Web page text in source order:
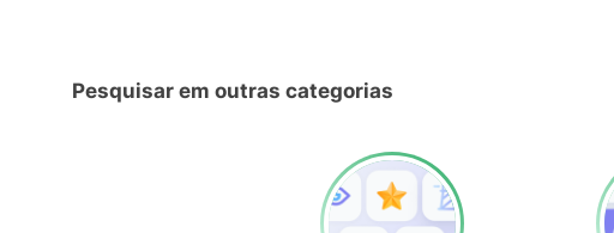
Pesquisar em outras categorias